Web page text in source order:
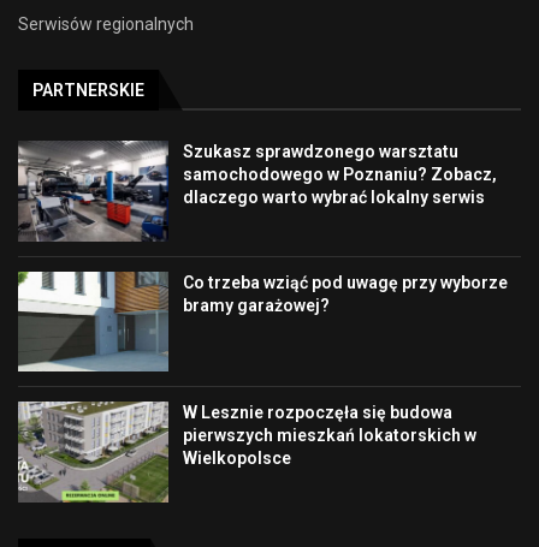
Serwisów regionalnych
PARTNERSKIE
Szukasz sprawdzonego warsztatu
samochodowego w Poznaniu? Zobacz,
dlaczego warto wybrać lokalny serwis
Co trzeba wziąć pod uwagę przy wyborze
bramy garażowej?
W Lesznie rozpoczęła się budowa
pierwszych mieszkań lokatorskich w
Wielkopolsce